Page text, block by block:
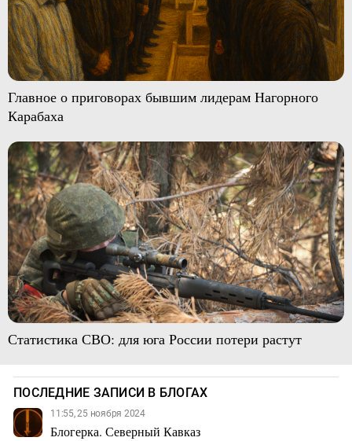
Главное о приговорах бывшим лидерам Нагорного
Карабаха
Статистика СВО: для юга России потери растут
ПОСЛЕДНИЕ ЗАПИСИ В БЛОГАХ
11:55, 25 ноября 2024
Блогерка. Северный Кавказ